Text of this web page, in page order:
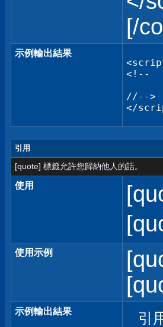
[/
示例輸出結果
<!--
//-->
</
引用
[quote] 標籤允許您歸納他人的話。
使用
使用示例
示例輸出結果 引